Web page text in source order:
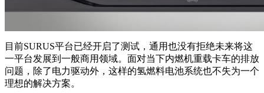
目前SURUS平台已经开启了测试，通用也没有拒绝未来将这
一平台发展到一般商用领域。面对当下内燃机重载卡车的排放
问题，除了电力驱动外，这样的氢燃料电池系统也不失为一个
理想的解决方案。